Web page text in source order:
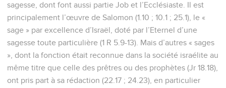
sagesse, dont font aussi partie Job et l’Ecclésiaste. Il est
principalement l’œuvre de Salomon (1.10 ; 10.1 ; 25.1), le «
sage » par excellence d’Israël, doté par l’Eternel d’une
sagesse toute particulière (1 R 5.9-13). Mais d’autres « sages
», dont la fonction était reconnue dans la société israélite au
même titre que celle des prêtres ou des prophètes (Jr 18.18),
ont pris part à sa rédaction (22.17 ; 24.23), en particulier